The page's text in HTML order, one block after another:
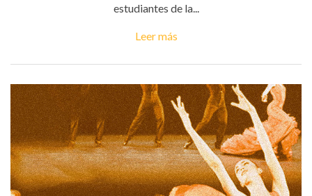
estudiantes de la...
Leer más